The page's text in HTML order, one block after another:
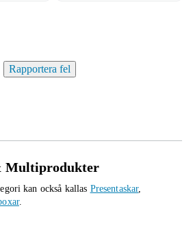
Rapportera fel
Multiprodukter
kan också kallas Presentaskar,
.